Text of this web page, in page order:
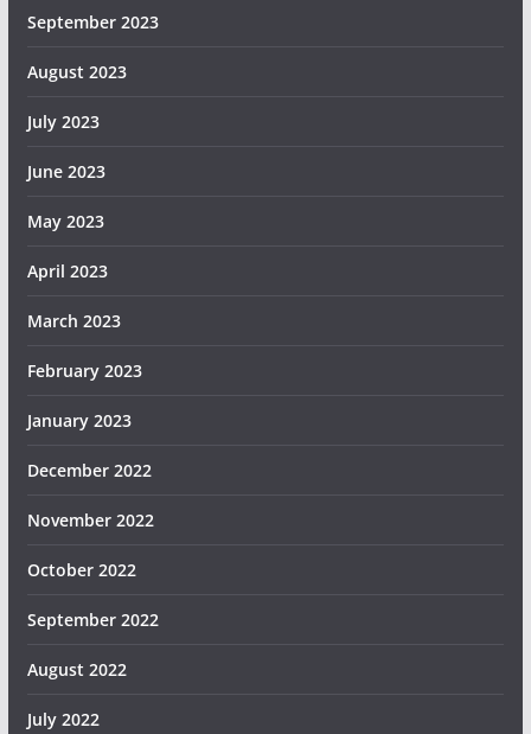
September 2023
August 2023
July 2023
June 2023
May 2023
April 2023
March 2023
February 2023
January 2023
December 2022
November 2022
October 2022
September 2022
August 2022
July 2022